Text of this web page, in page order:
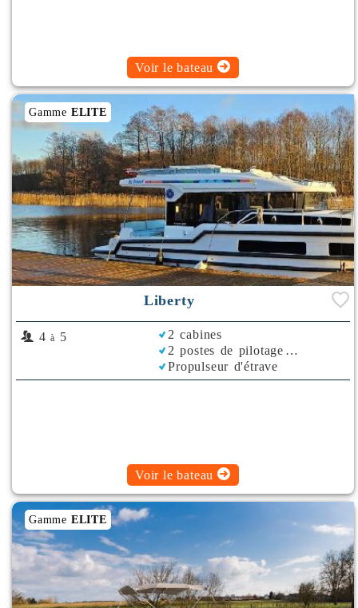
Voir le bateau
Gamme ELITE
Liberty
4 à 5
2 cabines
2 postes de pilotage
Propulseur d'étrave
Climatisation
Voir le bateau
Gamme ELITE